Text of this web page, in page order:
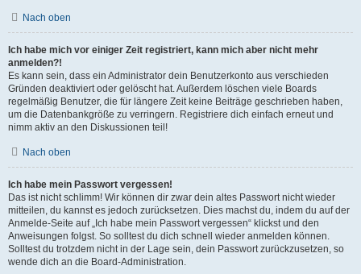
Nach oben
Ich habe mich vor einiger Zeit registriert, kann mich aber nicht mehr
anmelden?!
Es kann sein, dass ein Administrator dein Benutzerkonto aus verschieden
Gründen deaktiviert oder gelöscht hat. Außerdem löschen viele Boards
regelmäßig Benutzer, die für längere Zeit keine Beiträge geschrieben haben,
um die Datenbankgröße zu verringern. Registriere dich einfach erneut und
nimm aktiv an den Diskussionen teil!
Nach oben
Ich habe mein Passwort vergessen!
Das ist nicht schlimm! Wir können dir zwar dein altes Passwort nicht wieder
mitteilen, du kannst es jedoch zurücksetzen. Dies machst du, indem du auf der
Anmelde-Seite auf „Ich habe mein Passwort vergessen“ klickst und den
Anweisungen folgst. So solltest du dich schnell wieder anmelden können.
Solltest du trotzdem nicht in der Lage sein, dein Passwort zurückzusetzen, so
wende dich an die Board-Administration.